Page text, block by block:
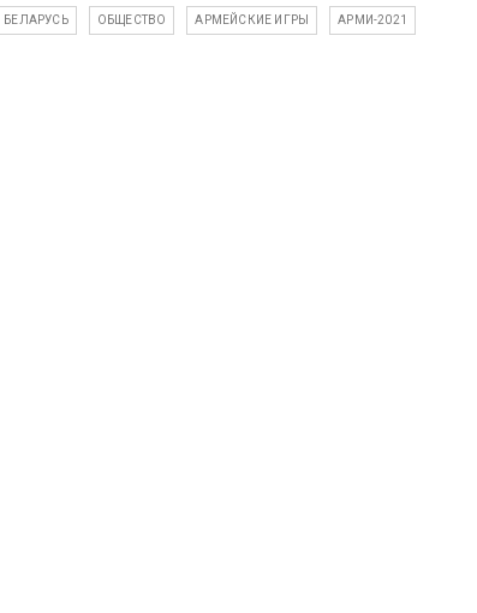
БЕЛАРУСЬ ОБЩЕСТВО АРМЕЙСКИЕ ИГРЫ АРМИ-2021